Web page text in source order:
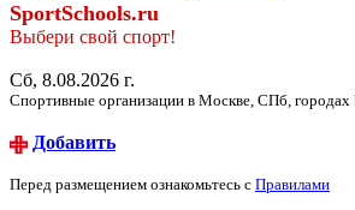
SportSchools.ru
Выбери свой спорт!
Сб, 8.08.2026 г.
Спортивные организации в Москве, СПб, городах
Добавить
Перед размещением ознакомьтесь с Правилами